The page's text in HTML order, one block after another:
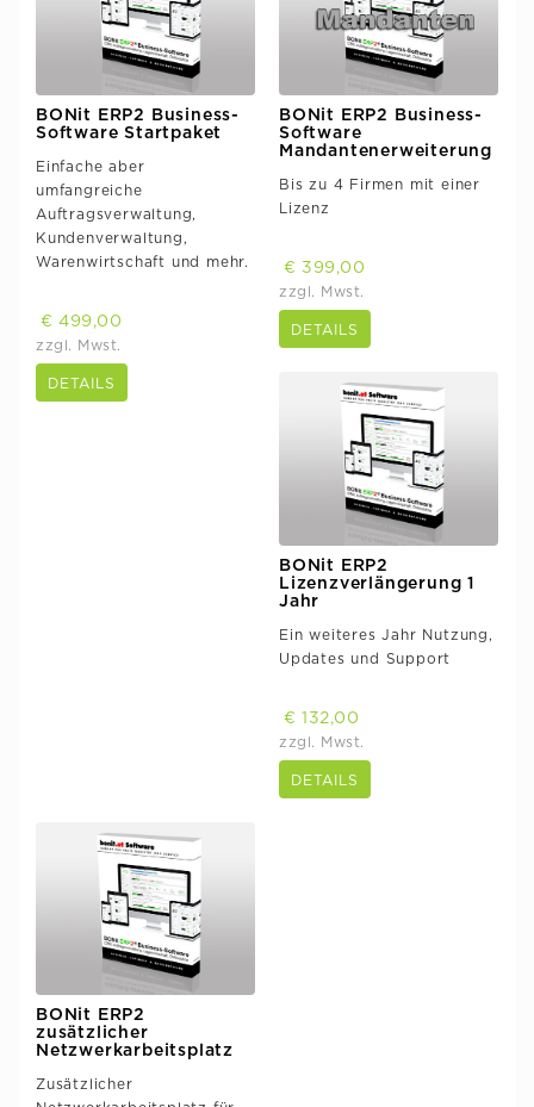
BONit ERP2 Business-
Software Startpaket
Einfache aber
umfangreiche
Auftragsverwaltung,
Kundenverwaltung,
Warenwirtschaft und mehr.
€ 499,00
zzgl. Mwst.
DETAILS
BONit ERP2 Business-
Software
Mandantenerweiterung
Bis zu 4 Firmen mit einer
Lizenz
€ 399,00
zzgl. Mwst.
DETAILS
BONit ERP2
Lizenzverlängerung 1
Jahr
Ein weiteres Jahr Nutzung,
Updates und Support
€ 132,00
zzgl. Mwst.
DETAILS
BONit ERP2
zusätzlicher
Netzwerkarbeitsplatz
Zusätzlicher